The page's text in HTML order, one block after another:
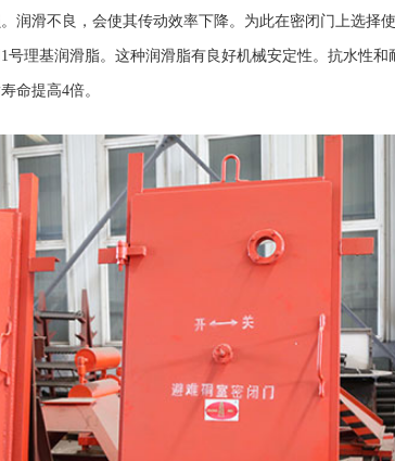
矿用避难硐室防爆门 硐室
润滑不良，会使其传动效率下降。为此在密闭门上选择
理基润滑脂。这种润滑脂有良好机械安定性。抗水性和
命提高4倍。